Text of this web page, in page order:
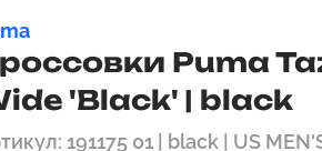
Puma
'Black' | black
191175 01 | black | US